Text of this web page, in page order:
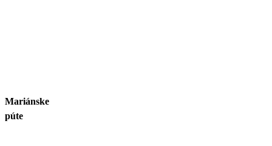
Mariánske
púte